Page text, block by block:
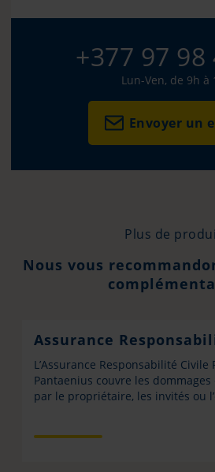
+377 97 98
Lun-Ven, de 9h à
Envoyer un
Plus de
Nous vous
Assurance
L’Assurance Responsabilité Civile
Pantaenius couvre les
par le propriétaire, les invités ou